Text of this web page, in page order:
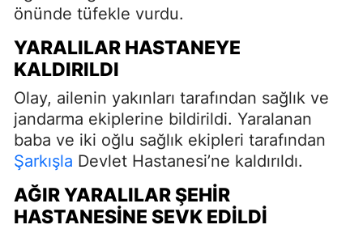
önünde tüfekle vurdu.
YARALILAR HASTANEYE
KALDIRILDI
Olay, ailenin yakınları tarafından sağlık ve
jandarma ekiplerine bildirildi. Yaralanan
baba ve iki oğlu sağlık ekipleri tarafından
Şarkışla Devlet Hastanesi’ne kaldırıldı.
AĞIR YARALILAR ŞEHIR
HASTANESINE SEVK EDILDI